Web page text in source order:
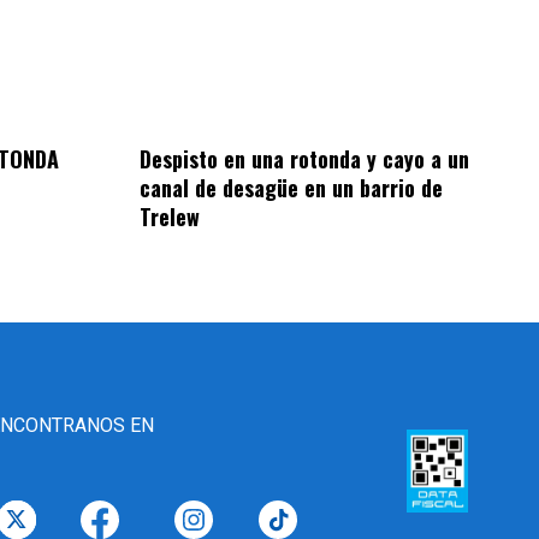
Despisto en una rotonda y cayo a un
canal de desagüe en un barrio de
Trelew
EN